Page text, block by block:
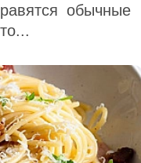
обычные